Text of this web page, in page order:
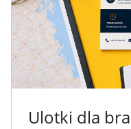
Ulotki dla